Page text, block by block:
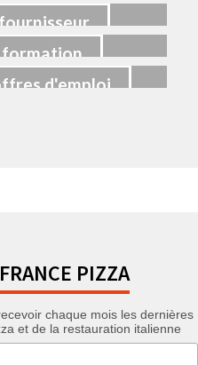
formation
d'emploi
PIZZA
chaque mois les dernières
et de la restauration italienne